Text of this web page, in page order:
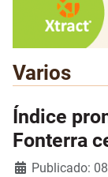
Varios
Índice
Fonterra
Detalles
Publicado: